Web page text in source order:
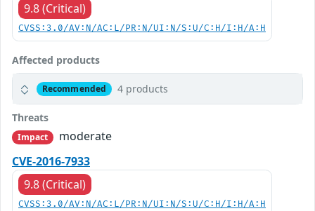
9.8 (Critical)
CVSS:3.0/AV:N/AC:L/PR:N/UI:N/S:U/C:H/I:H/A:H
Affected products
Recommended 4 products
Threats
Impact
moderate
CVE-2016-7933
9.8 (Critical)
CVSS:3.0/AV:N/AC:L/PR:N/UI:N/S:U/C:H/I:H/A:H